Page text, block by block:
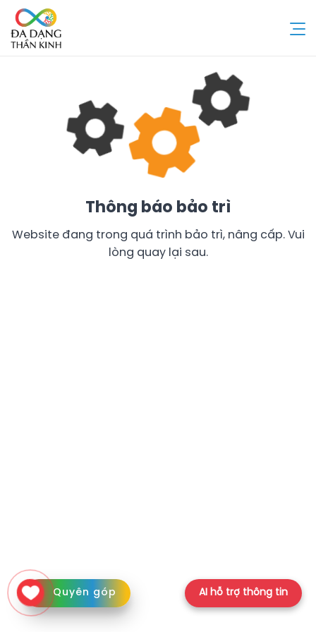
Chuyển
đến
nội
Thông báo bảo trì
Website đang trong quá trình bảo trì, nâng cấp. Vui
lòng quay lại sau.
Quyên góp AI hỗ trợ thông tin